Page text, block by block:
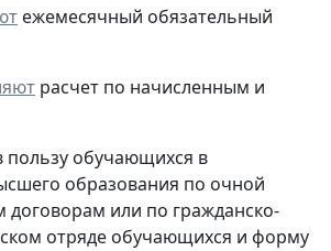
ежемесячный обязательный
расчет по начисленным и
пользу обучающихся в
образования по очной
договорам или по гражданско-
отряде обучающихся и форму